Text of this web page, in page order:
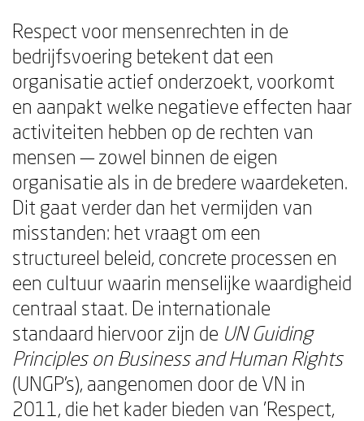
Respect voor mensenrechten in de
bedrijfsvoering betekent dat een
organisatie actief onderzoekt, voorkomt
en aanpakt welke negatieve effecten haar
activiteiten hebben op de rechten van
mensen — zowel binnen de eigen
organisatie als in de bredere waardeketen.
Dit gaat verder dan het vermijden van
misstanden: het vraagt om een
structureel beleid, concrete processen en
een cultuur waarin menselijke waardigheid
centraal staat. De internationale
standaard hiervoor zijn de UN Guiding
Principles on Business and Human Rights
(UNGP's), aangenomen door de VN in
2011, die het kader bieden van 'Respect,